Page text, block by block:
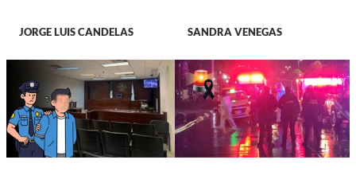
JORGE LUIS CANDELAS SANDRA VENEGAS